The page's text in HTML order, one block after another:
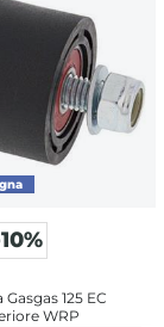
125 EC
WRP